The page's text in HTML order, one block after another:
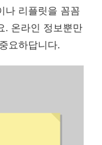
나 리플릿을 꼼꼼
. 온라인 정보뿐만
요하답니다.